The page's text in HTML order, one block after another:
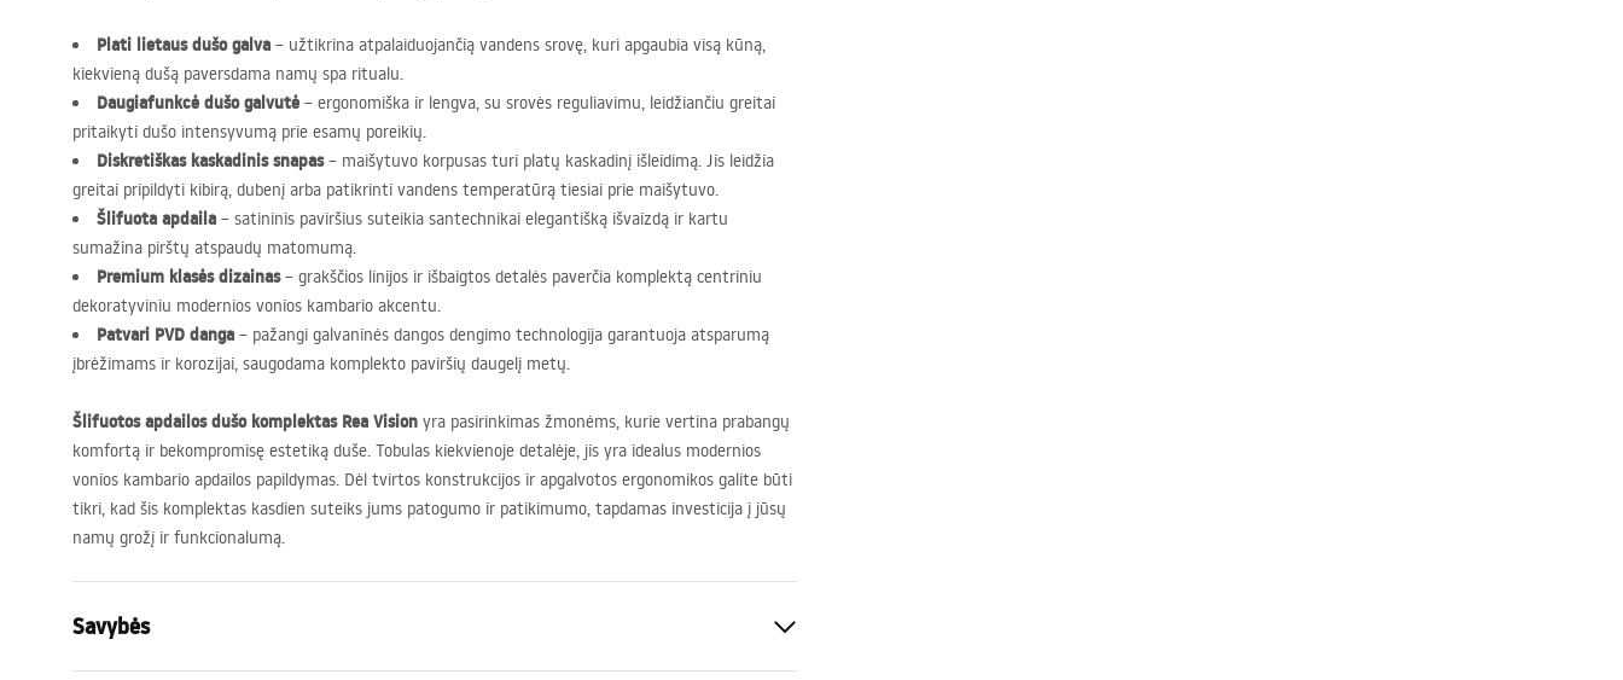
Plati lietaus dušo galva – užtikrina atpalaiduojančią vandens srovę, kuri apgaubia visą kūną,
kiekvieną dušą paversdama namų spa ritualu.
Daugiafunkcė dušo galvutė – ergonomiška ir lengva, su srovės reguliavimu, leidžiančiu greitai
pritaikyti dušo intensyvumą prie esamų poreikių.
Diskretiškas kaskadinis snapas– maišytuvo korpusas turi platų kaskadinį išleidimą. Jis leidžia
greitai pripildyti kibirą, dubenį arba patikrinti vandens temperatūrą tiesiai prie maišytuvo.
Šlifuota apdaila – satininis paviršius suteikia santechnikai elegantišką išvaizdą ir kartu
sumažina pirštų atspaudų matomumą.
Premium klasės dizainas– grakščios linijos ir išbaigtos detalės paverčia komplektą centriniu
dekoratyviniu modernios vonios kambario akcentu.
Patvari PVD danga – pažangi galvaninės dangos dengimo technologija garantuoja atsparumą
įbrėžimams ir korozijai, saugodama komplekto paviršių daugelį metų.
Šlifuotos apdailos dušo komplektas Rea Vision yra pasirinkimas žmonėms, kurie vertina prabangų
komfortą ir bekompromisę estetiką duše. Tobulas kiekvienoje detalėje, jis yra idealus modernios
vonios kambario apdailos papildymas. Dėl tvirtos konstrukcijos ir apgalvotos ergonomikos galite būti
tikri, kad šis komplektas kasdien suteiks jums patogumo ir patikimumo, tapdamas investicija į jūsų
namų grožį ir funkcionalumą.
Savybės